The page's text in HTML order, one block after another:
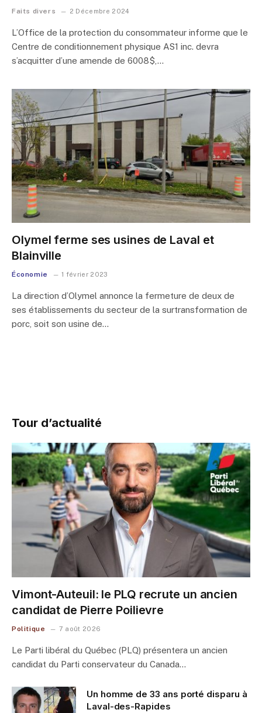
Faits divers 2 Décembre 2024
L’Office de la protection du consommateur informe que le
Centre de conditionnement physique AS1 inc. devra
s’acquitter d’une amende de 6008$,…
Olymel ferme ses usines de Laval et
Blainville
Économie 1 février 2023
La direction d’Olymel annonce la fermeture de deux de
ses établissements du secteur de la surtransformation de
porc, soit son usine de…
Tour d’actualité
Vimont-Auteuil: le PLQ recrute un ancien
candidat de Pierre Poilievre
Politique 7 août 2026
Le Parti libéral du Québec (PLQ) présentera un ancien
candidat du Parti conservateur du Canada…
Un homme de 33 ans porté disparu à
Laval-des-Rapides